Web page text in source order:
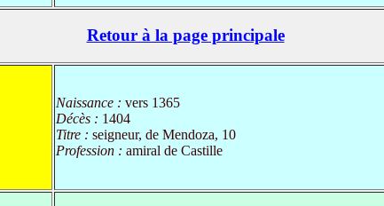
Retour à la page principale
Naissance : vers 1365
Décès : 1404
Titre : seigneur, de Mendoza, 10
Profession : amiral de Castille